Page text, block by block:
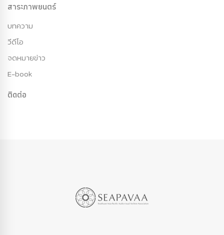
สาระภาพยนตร์
บทความ
วีดีโอ
จดหมายข่าว
E-book
ติดต่อ